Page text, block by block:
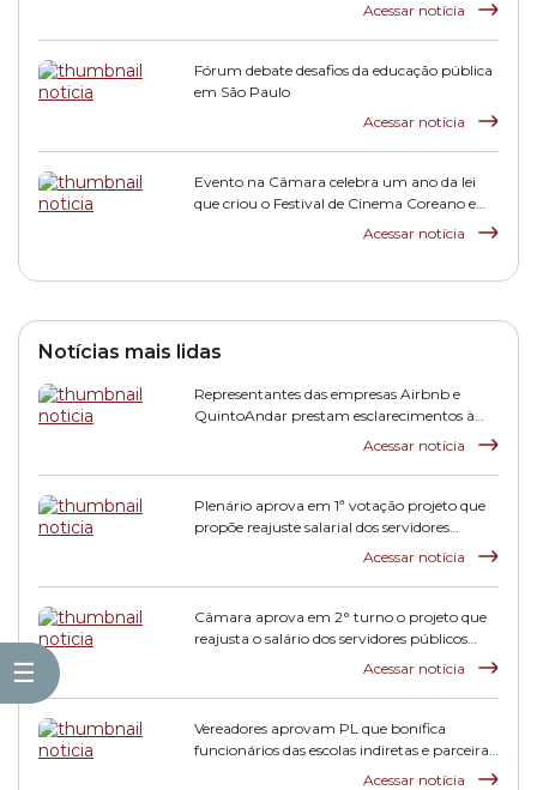
☰
Acessar notícia
Fórum debate desafios da educação pública
em São Paulo
Acessar notícia
Evento na Câmara celebra um ano da lei
que criou o Festival de Cinema Coreano em
Acessar notícia
Notícias mais lidas
Representantes das empresas Airbnb e
QuintoAndar prestam esclarecimentos à
Acessar notícia
Plenário aprova em 1ª votação projeto que
propõe reajuste salarial dos servidores
Acessar notícia
Câmara aprova em 2° turno o projeto que
reajusta o salário dos servidores públicos
Acessar notícia
Vereadores aprovam PL que bonifica
funcionários das escolas indiretas e parceiras
Acessar notícia